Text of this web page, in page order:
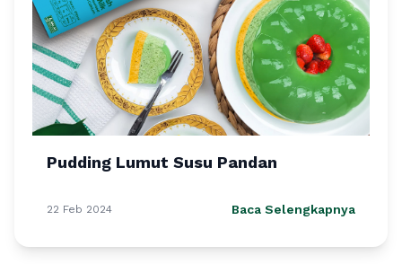
Pudding Lumut Susu Pandan
22 Feb 2024 Baca Selengkapnya